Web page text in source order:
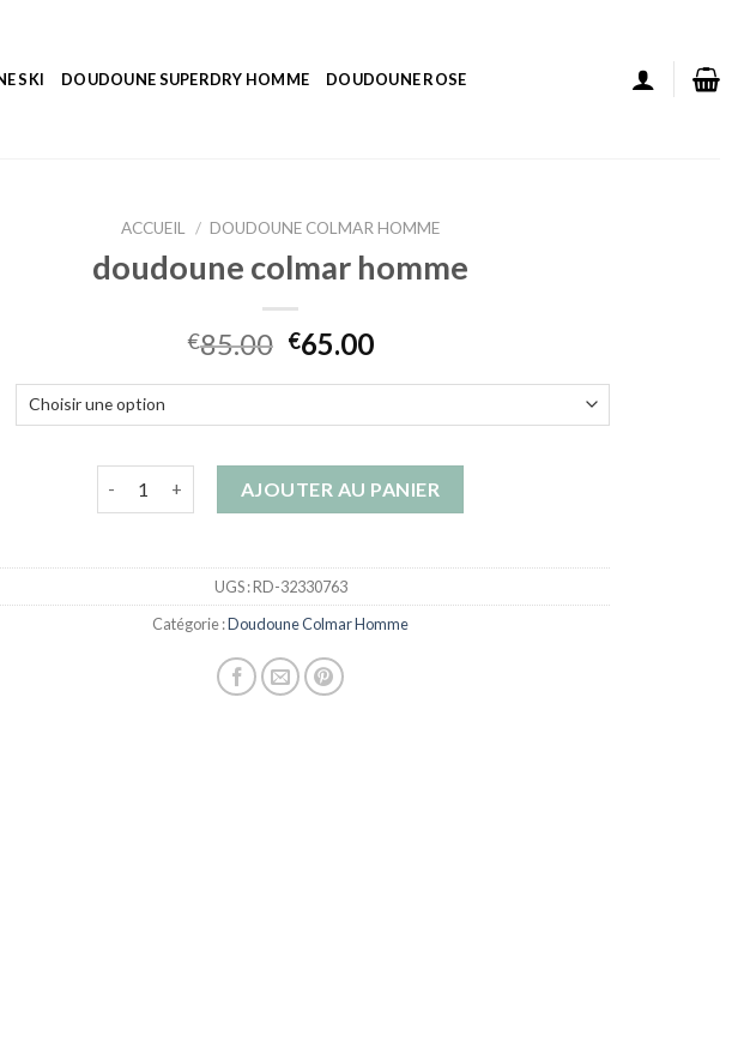
SKI DOUDOUNE SUPERDRY HOMME DOUDOUNE ROSE
ACCUEIL / DOUDOUNE COLMAR HOMME
doudoune colmar homme
€85.00 €65.00
AJOUTER AU PANIER
UGS :RD-32330763
Catégorie :Doudoune Colmar Homme